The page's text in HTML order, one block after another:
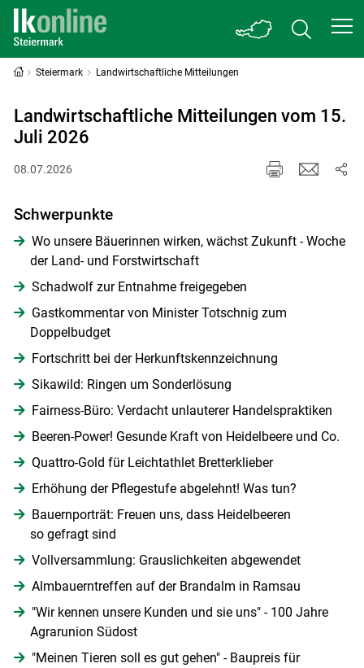
Steiermark Landwirtschaftliche Mitteilungen
Landwirtschaftliche Mitteilungen vom 15.
Juli 2026
08.07.2026
Schwerpunkte
Wo unsere Bäuerinnen wirken, wächst Zukunft - Woche
der Land- und Forstwirtschaft
Schadwolf zur Entnahme freigegeben
Gastkommentar von Minister Totschnig zum
Doppelbudget
Fortschritt bei der Herkunftskennzeichnung
Sikawild: Ringen um Sonderlösung
Fairness-Büro: Verdacht unlauterer Handelspraktiken
Beeren-Power! Gesunde Kraft von Heidelbeere und Co.
Quattro-Gold für Leichtathlet Bretterklieber
Erhöhung der Pflegestufe abgelehnt! Was tun?
Bauernporträt: Freuen uns, dass Heidelbeeren
so gefragt sind
Vollversammlung: Grauslichkeiten abgewendet
Almbauerntreffen auf der Brandalm in Ramsau
"Wir kennen unsere Kunden und sie uns" - 100 Jahre
Agrarunion Südost
"Meinen Tieren soll es gut gehen" - Baupreis für